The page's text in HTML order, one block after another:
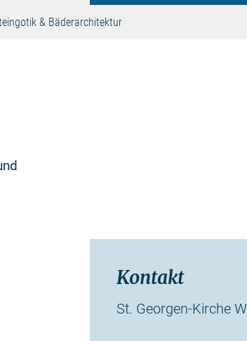
& Bäderarchitektur
Kontakt
St. Georgen-Kirche